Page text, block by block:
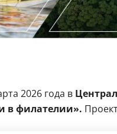
2026 года в
в филателии».